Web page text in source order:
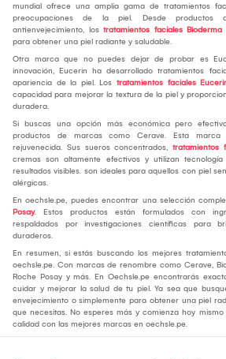
mundial ofrece una amplia gama de tratamientos
preocupaciones de la piel. Desde productos
antienvejecimiento, los tratamientos faciales Bioderma
para obtener una piel radiante y saludable.
Otra marca que no puedes dejar de probar es
innovación, Eucerin ha desarrollado tratamientos
apariencia de la piel. Los tratamientos faciales
capacidad para mejorar la textura de la piel y
duradera.
Si buscas una opción más económica pero
productos de marcas como Cerave. Esta
rejuvenecida. Sus sueros concentrados, tratamientos
cremas son altamente efectivos y utilizan
resultados visibles. son ideales para aquellos con piel
alérgicas.
En oechsle.pe, puedes encontrar una selección
Posay. Estos productos están formulados con
respaldados por investigaciones científicas para
duraderos.
En resumen, si estás buscando los mejores
oechsle.pe. Con marcas de renombre como Cerave,
Roche Posay y más. En Oechsle.pe encontrarás
cuidar y mejorar la salud de tu piel. Ya sea que
envejecimiento o simplemente para obtener una piel
que necesitas. No esperes más y comienza hoy
calidad con las mejores marcas en oechsle.pe.